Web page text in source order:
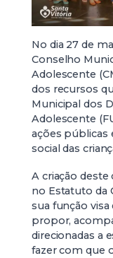
No dia 27 de
Conselho
Adolescente
dos recursos
Municipal dos
Adolescente
ações públicas
social das
A criação
no Estatuto da
sua função
propor,
direcionadas a
fazer com que